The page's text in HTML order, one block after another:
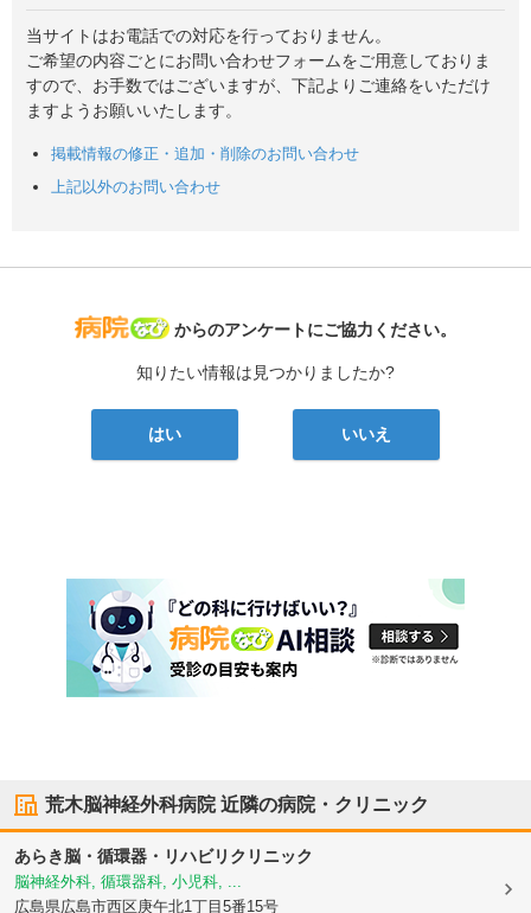
当サイトはお電話での対応を行っておりません。
ご希望の内容ごとにお問い合わせフォームをご用意しておりま
すので、お手数ではございますが、下記よりご連絡をいただけ
ますようお願いいたします。
掲載情報の修正・追加・削除のお問い合わせ
上記以外のお問い合わせ
病院なび
からのアンケートにご協力ください。
知りたい情報は見つかりましたか?
はい いいえ
荒木脳神経外科病院近隣の病院・クリニック
あらき脳・循環器・リハビリクリニック
脳神経外科, 循環器科, 小児科, ...
広島県広島市西区庚午北1丁目5番15号